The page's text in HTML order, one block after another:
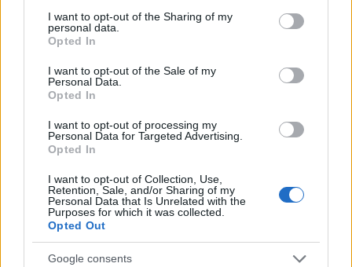
not limited to your visit or usage behaviour. You may click to
grant or deny consent to Google and its third-party tags to
use your data for below specified purposes in below Google
consent section.
I want to opt-out of the Sharing of my
personal data.
Opted In
I want to opt-out of the Sale of my
Personal Data.
Opted In
I want to opt-out of processing my
Personal Data for Targeted Advertising.
Opted In
I want to opt-out of Collection, Use,
Retention, Sale, and/or Sharing of my
Personal Data that Is Unrelated with the
Purposes for which it was collected.
Opted Out
Google consents
Sigue leyendo